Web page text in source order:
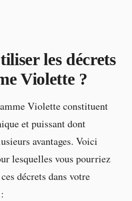
les décrets
Violette ?
Violette constituent
et puissant dont
avantages. Voici
lesquelles vous pourriez
décrets dans votre